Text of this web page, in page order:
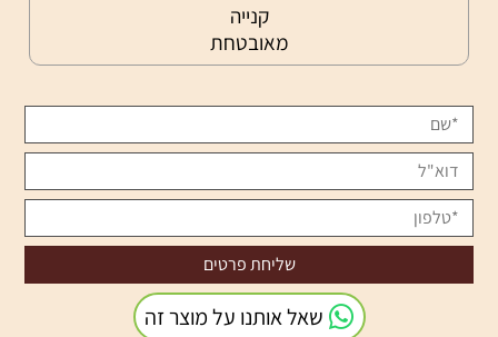
קנייה
מאובטחת
שאל אותנו על מוצר זה